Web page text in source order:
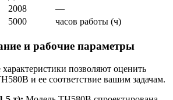
2008
—
5000 часов работы (ч)
и рабочие параметры
позволяют оценить
и ее соответствие вашим задачам.